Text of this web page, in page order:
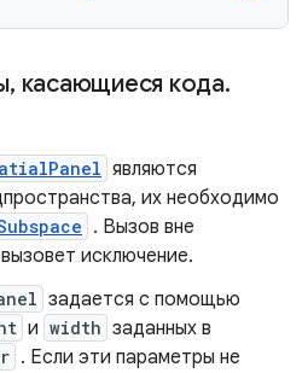
касающиеся кода.
являются
их необходимо
. Вызов вне
исключение.
задается с помощью
и width заданных в
. Если эти параметры не